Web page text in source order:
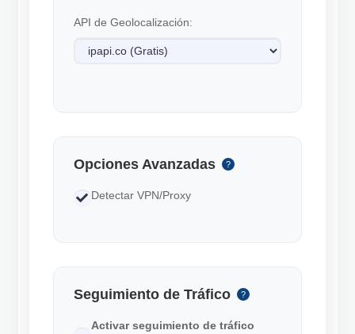
API de Geolocalización:
Opciones Avanzadas ?
Detectar VPN/Proxy
Seguimiento de Tráfico ?
Activar seguimiento de tráfico